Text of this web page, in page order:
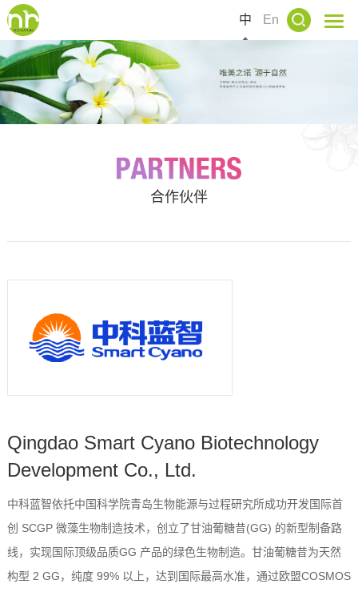
中 En
合作伙伴
Qingdao Smart Cyano Biotechnology
Development Co., Ltd.
中科蓝智依托中国科学院青岛生物能源与过程研究所成功开发国际首
创 SCGP 微藻生物制造技术，创立了甘油葡糖昔(GG) 的新型制备路
线，实现国际顶级品质GG 产品的绿色生物制造。甘油葡糖昔为天然
构型 2 GG，纯度 99% 以上，达到国际最高水准，通过欧盟COSMOS